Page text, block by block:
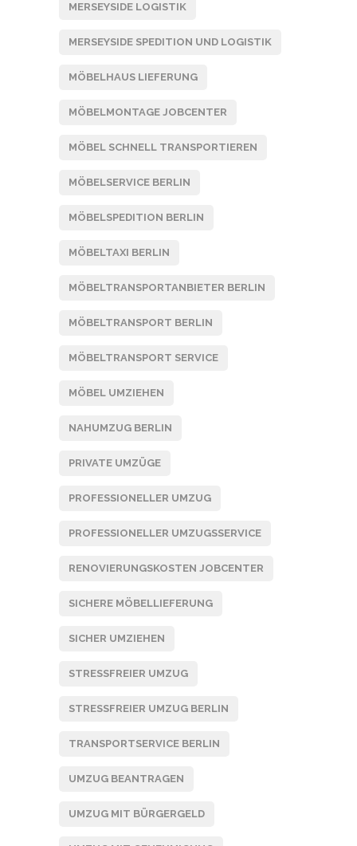
MERSEYSIDE LOGISTIK
MERSEYSIDE SPEDITION UND LOGISTIK
MÖBELHAUS LIEFERUNG
MÖBELMONTAGE JOBCENTER
MÖBEL SCHNELL TRANSPORTIEREN
MÖBELSERVICE BERLIN
MÖBELSPEDITION BERLIN
MÖBELTAXI BERLIN
MÖBELTRANSPORTANBIETER BERLIN
MÖBELTRANSPORT BERLIN
MÖBELTRANSPORT SERVICE
MÖBEL UMZIEHEN
NAHUMZUG BERLIN
PRIVATE UMZÜGE
PROFESSIONELLER UMZUG
PROFESSIONELLER UMZUGSSERVICE
RENOVIERUNGSKOSTEN JOBCENTER
SICHERE MÖBELLIEFERUNG
SICHER UMZIEHEN
STRESSFREIER UMZUG
STRESSFREIER UMZUG BERLIN
TRANSPORTSERVICE BERLIN
UMZUG BEANTRAGEN
UMZUG MIT BÜRGERGELD